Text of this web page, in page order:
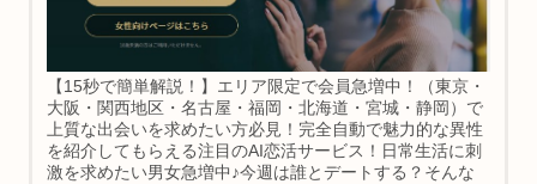
【15秒で簡単解説！】エリア限定で会員急増中！（東京・
大阪・関西地区・名古屋・福岡・北海道・宮城・静岡）で
上質な出会いを求めたい方必見！完全自動で魅力的な異性
を紹介してもらえる注目のAI恋活サービス！日常生活に刺
激を求めたい男女急増中♪今週は誰とデートする？そんな